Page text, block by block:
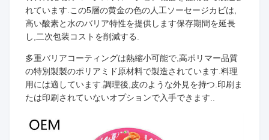
れています.この5層の黄金の色の人工ソーセージカビは,
高い酸素と水のバリア特性を提供します保存期間を延長
し,二次包装コストを削減する.
多重バリアコーティングは熱縮小可能で,高ポリマー品質
の特別製製のポリアミド原材料で製造されています.料理
用には適しています.調理後,皮のような外見を持つ.印刷ま
たは印刷されていないオプションで入手できます..